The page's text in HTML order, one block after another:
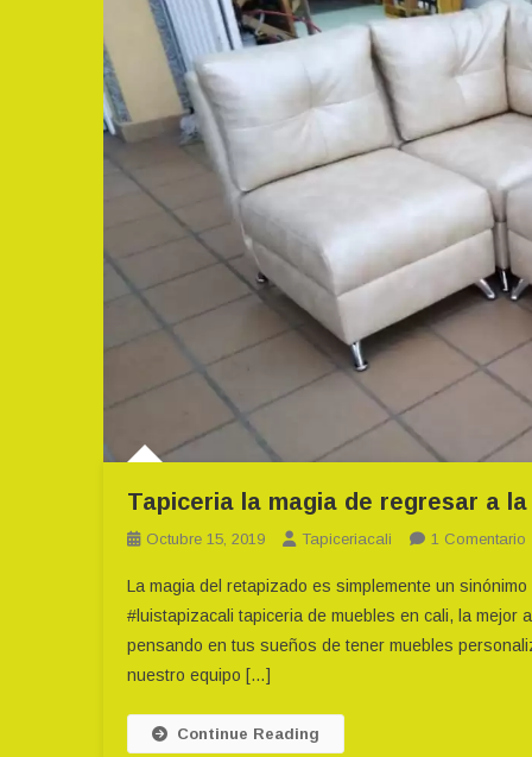
Tapiceria la magia de regresar a
Octubre 15, 2019 Tapiceriacali 1 Comentario
La magia del retapizado es simplemente un
#luistapizacali tapiceria de muebles en cali, la
pensando en tus sueños de tener muebles
nuestro equipo […]
Continue Reading